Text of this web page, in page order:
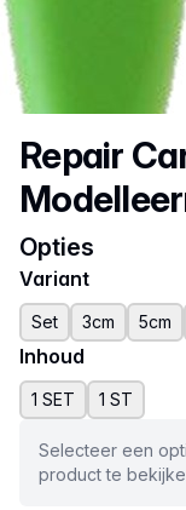
Repair
Opties
Variant
Set 3cm 5cm
Inhoud
1 SET 1 ST
Selecteer een
product te